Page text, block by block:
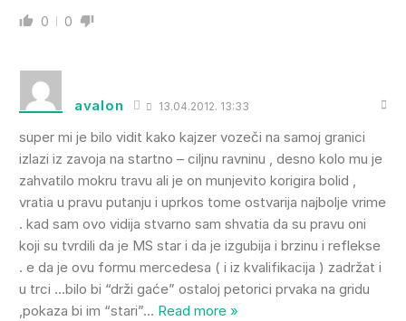
0 0
avalon 13.04.2012. 13:33
super mi je bilo vidit kako kajzer vozeči na samoj granici
izlazi iz zavoja na startno – ciljnu ravninu , desno kolo mu je
zahvatilo mokru travu ali je on munjevito korigira bolid ,
vratia u pravu putanju i uprkos tome ostvarija najbolje vrime
. kad sam ovo vidija stvarno sam shvatia da su pravu oni
koji su tvrdili da je MS star i da je izgubija i brzinu i reflekse
. e da je ovu formu mercedesa ( i iz kvalifikacija ) zadržat i
u trci …bilo bi “drži gaće” ostaloj petorici prvaka na gridu
,pokaza bi im “stari”… Read more »